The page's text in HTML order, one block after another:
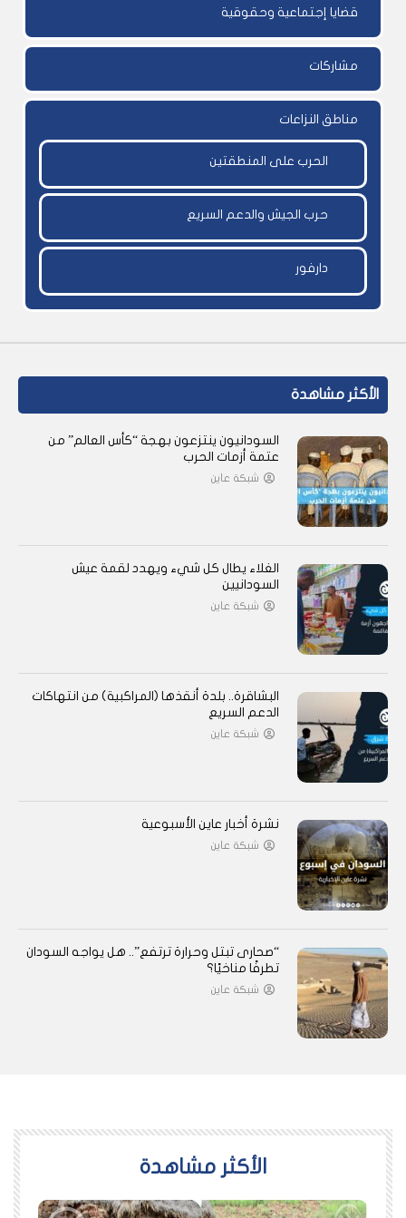
قضايا إجتماعية وحقوقية
مشاركات
مناطق النزاعات
الحرب على المنطقتين
حرب الجيش والدعم السريع
دارفور
الأكثر مشاهدة
السودانيون ينتزعون بهجة “كأس العالم” من
عتمة أزمات الحرب
شبكة عاين
الغلاء يطال كل شيء ويهدد لقمة عيش
السودانيين
شبكة عاين
البشاقرة.. بلدة أنقذها (المراكبية) من انتهاكات
الدعم السريع
شبكة عاين
نشرة أخبار عاين الأسبوعية
شبكة عاين
“صحارى تبتل وحرارة ترتفع”.. هل يواجه السودان
تطرفًا مناخيًا؟
شبكة عاين
اﻷكثر مشاهدة